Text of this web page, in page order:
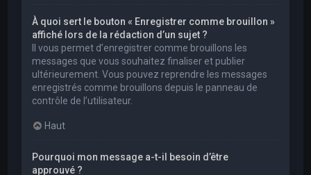
À quoi sert le bouton « Enregistrer comme brouillon »
affiché lors de la rédaction d’un sujet ?
Il vous permet d’enregistrer comme brouillons les
messages que vous souhaitez finaliser et publier
ultérieurement. Vous pouvez reprendre les messages
enregistrés comme brouillons depuis le panneau de
contrôle de l’utilisateur.
Haut
Pourquoi mon message a-t-il besoin d’être
approuvé ?